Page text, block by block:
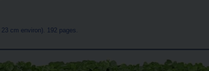
cm environ). 192 pages.